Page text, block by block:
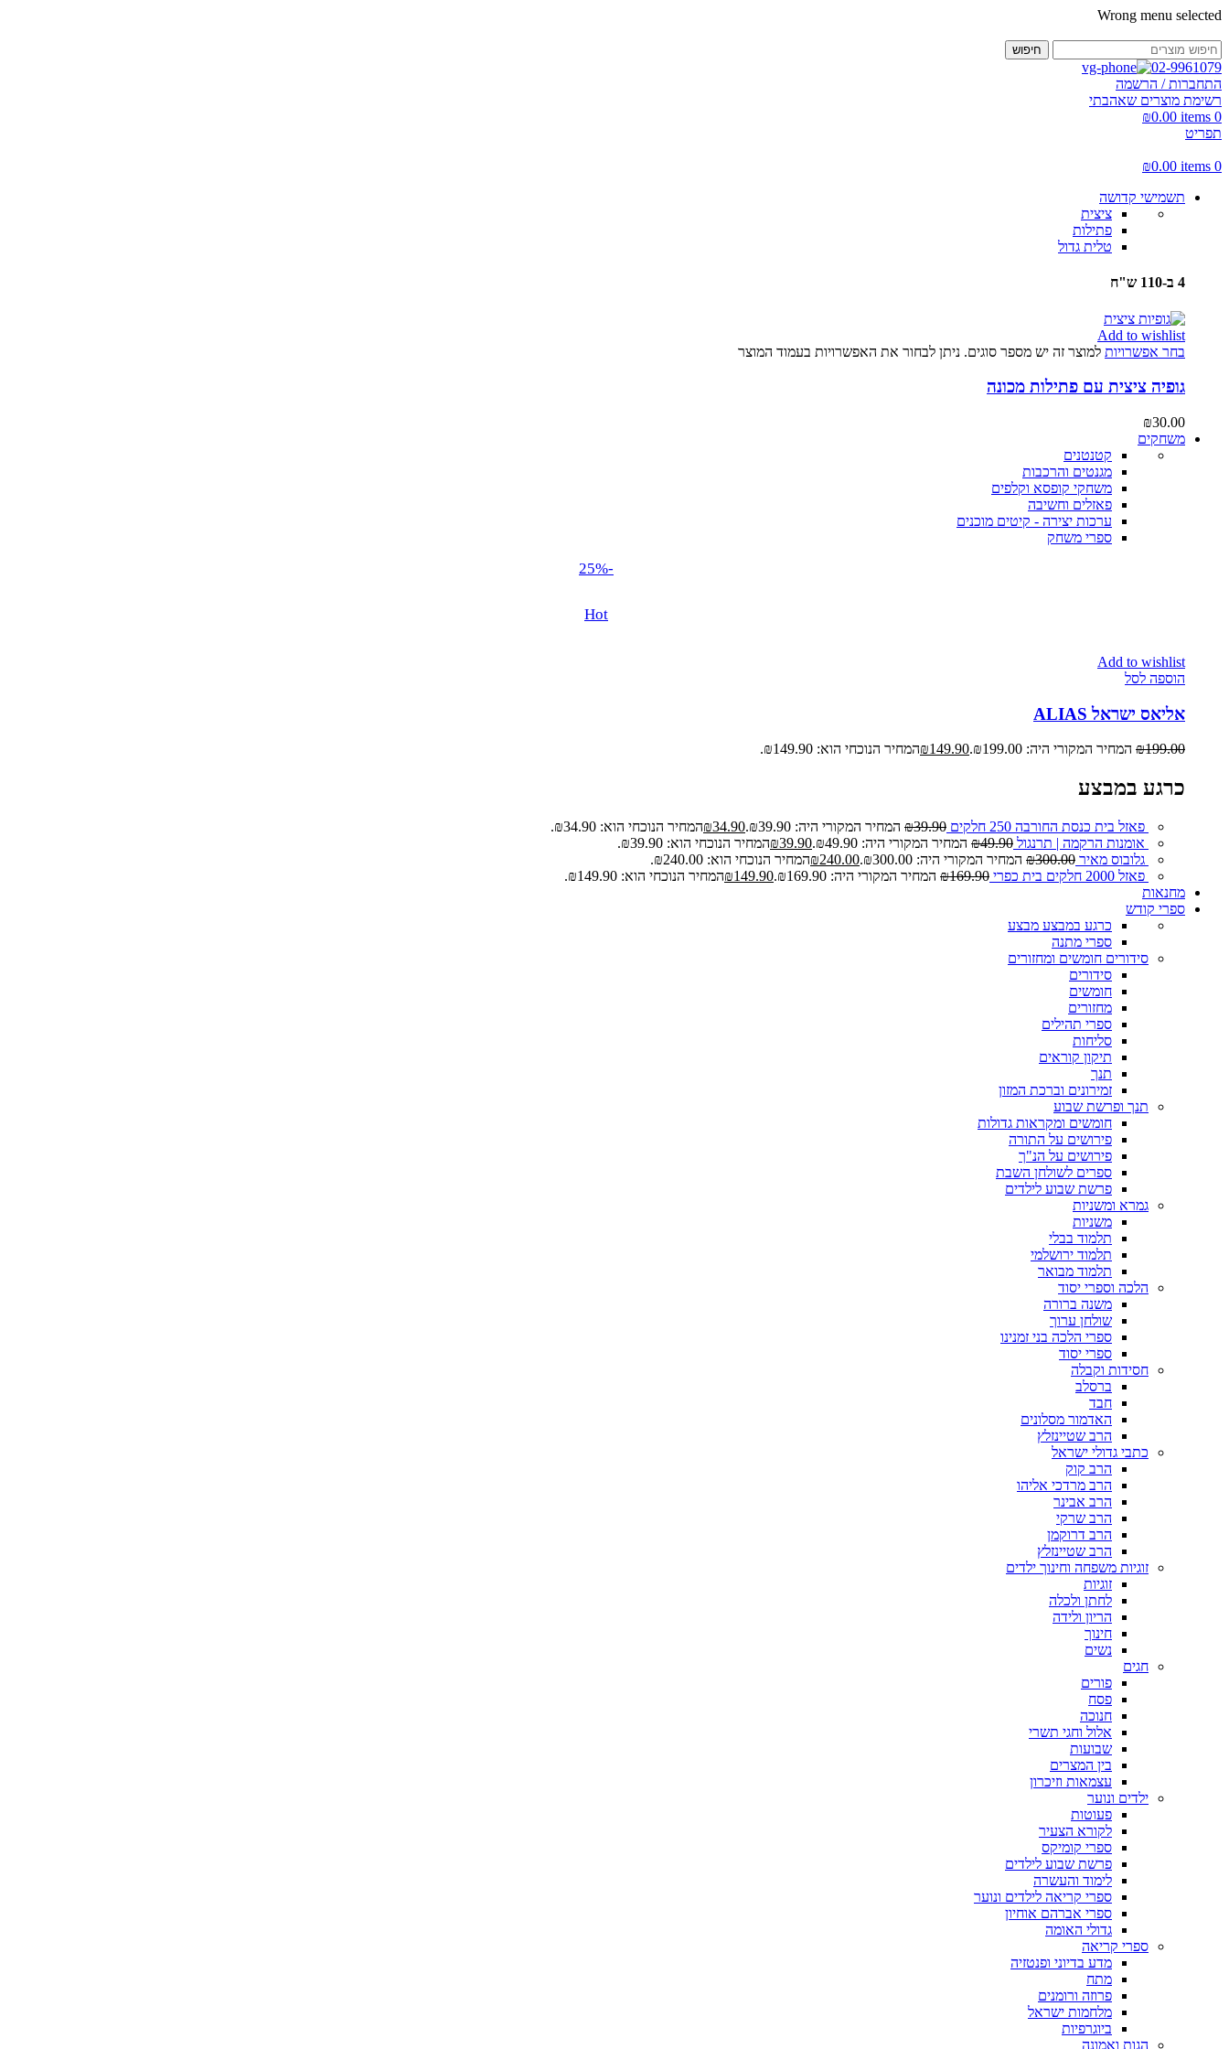
Wrong menu selected
חיפוש
02-9961079
התחברות / הרשמה
רשימת מוצרים שאהבתי
0
items
₪0.00
תפריט
0
items
₪0.00
תשמישי קדושה
ציצית
פתילות
טלית גדול
4 ב-110 ש"ח
Add to wishlist
בחר אפשרויות למוצר זה יש מספר סוגים. ניתן לבחור את האפשרויות בעמוד המוצר
גופיה ציצית עם פתילות מכונה
₪30.00
משחקים
קטנטנים
מגנטים והרכבות
משחקי קופסא וקלפים
פאזלים וחשיבה
ערכות יצירה - קיטים מוכנים
ספרי משחק
-25%
Hot
Add to wishlist
הוספה לסל
אליאס ישראל ALIAS
₪199.00 המחיר המקורי היה: ₪199.00. ₪149.90 המחיר הנוכחי הוא: ₪149.90.
כרגע במבצע
פאזל בית כנסת החורבה 250 חלקים ₪39.90 המחיר המקורי היה: ₪39.90. ₪34.90
המחיר הנוכחי הוא: ₪34.90.
אומנות הרקמה | תרנגול
₪49.90 המחיר המקורי היה: ₪49.90. ₪39.90
המחיר הנוכחי הוא: ₪39.90.
גלובוס מאיר
₪300.00 המחיר המקורי היה: ₪300.00. ₪240.00
המחיר הנוכחי הוא: ₪240.00.
פאזל 2000 חלקים בית כפרי
₪169.90 המחיר המקורי היה: ₪169.90. ₪149.90
המחיר הנוכחי הוא: ₪149.90.
מחנאות
ספרי קודש
כרגע במבצע מבצע
ספרי מתנה
סידורים חומשים ומחזורים
סידורים
חומשים
מחזורים
ספרי תהילים
סליחות
תיקון קוראים
תנך
זמירונים וברכת המזון
תנך ופרשת שבוע
חומשים ומקראות גדולות
פירושים על התורה
פירושים על הנ"ך
ספרים לשולחן השבת
פרשת שבוע לילדים
גמרא ומשניות
משניות
תלמוד בבלי
תלמוד ירושלמי
תלמוד מבואר
הלכה וספרי יסוד
משנה ברורה
שולחן ערוך
ספרי הלכה בני זמנינו
ספרי יסוד
חסידות וקבלה
ברסלב
חבד
האדמור מסלונים
הרב שטיינזלץ
כתבי גדולי ישראל
הרב קוק
הרב מרדכי אליהו
הרב אבינר
הרב שרקי
הרב דרוקמן
הרב שטיינזלץ
זוגיות משפחה וחינוך ילדים
זוגיות
לחתן ולכלה
הריון ולידה
חינוך
נשים
חגים
פורים
פסח
חנוכה
אלול וחגי תשרי
שבועות
בין המצרים
עצמאות וזיכרון
ילדים ונוער
פעוטות
לקורא הצעיר
ספרי קומיקס
פרשת שבוע לילדים
לימוד והעשרה
ספרי קריאה לילדים ונוער
ספרי אברהם אוחיון
גדולי האומה
ספרי קריאה
מדע בדיוני ופנטזיה
מתח
פרוזה ורומנים
מלחמות ישראל
ביוגרפיות
הגות ואמונה